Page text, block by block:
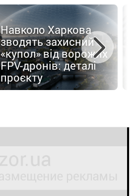
Навколо Харкова
зводять захисний
«купол» від ворожих
FPV-дронів: деталі
проєкту